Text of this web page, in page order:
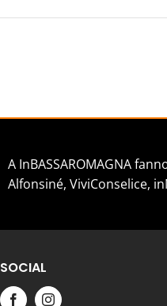
A InBASSAROMAGNA
Alfonsiné, ViviConselice,
SOCIAL